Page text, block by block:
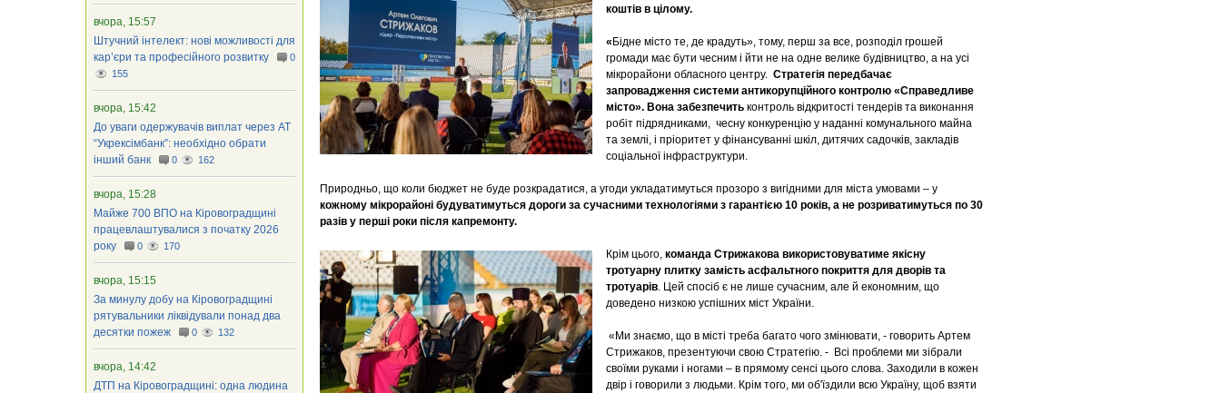
коштів в цілому.
« Бідне місто те, де крадуть», тому, перш за все, розподіл грошей
громади має бути чесним і йти не на одне велике будівництво, а на усі
мікрорайони обласного центру. Стратегія передбачає
запровадження системи антикорупційного контролю «Справедливе
місто». Вона забезпечить контроль відкритості тендерів та виконання
робіт підрядниками, чесну конкуренцію у наданні комунального майна
та землі, і пріоритет у фінансуванні шкіл, дитячих садочків, закладів
соціальної інфраструктури.
Природньо, що коли бюджет не буде розкрадатися, а угоди укладатимуться прозоро з вигідними для міста умовами – у
кожному мікрорайоні будуватимуться дороги за сучасними технологіями з гарантією 10 років, а не розриватимуться по 30
разів у перші роки після капремонту.
Крім цього, команда Стрижакова використовуватиме якісну
тротуарну плитку замість асфальтного покриття для дворів та
тротуарів. Цей спосіб є не лише сучасним, але й економним, що
доведено низкою успішних міст України.
«Ми знаємо, що в місті треба багато чого змінювати, - говорить Артем
Стрижаков, презентуючи свою Стратегію. - Всі проблеми ми зібрали
своїми руками і ногами – в прямому сенсі цього слова. Заходили в кожен
двір і говорили з людьми. Крім того, ми об'їздили всю Україну, щоб взяти
вчора, 15:57
Штучний інтелект: нові можливості для
кар’єри та професійного розвитку
0
155
вчора, 15:42
До уваги одержувачів виплат через АТ
“Укрексімбанк”: необхідно обрати
інший банк
0 162
вчора, 15:28
Майже 700 ВПО на Кіровоградщині
працевлаштувалися з початку 2026
року
0 170
вчора, 15:15
За минулу добу на Кіровоградщині
рятувальники ліквідували понад два
десятки пожеж
0 132
вчора, 14:42
ДТП на Кіровоградщині: одна людина